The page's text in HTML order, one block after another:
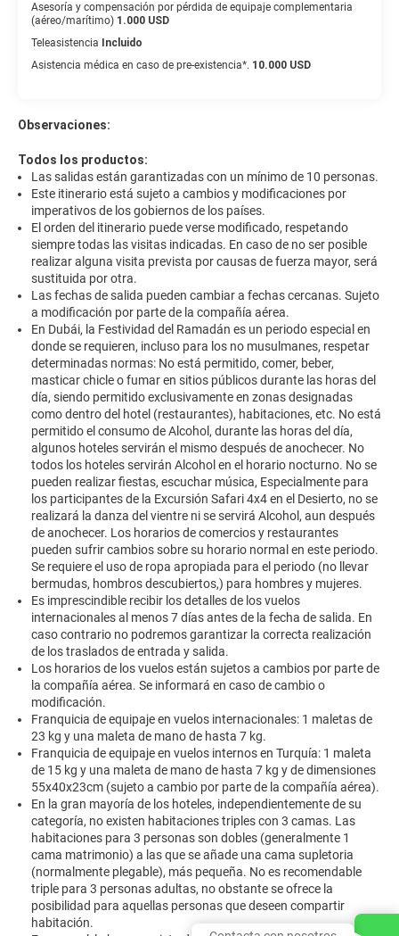
Asesoría y compensación por pérdida de equipaje complementaria
(aéreo/marítimo) 1.000 USD
Teleasistencia
Incluido
Asistencia médica en caso de pre-existencia*. 10.000 USD
Observaciones:
Todos los productos:
Las salidas están garantizadas con un mínimo de 10 personas.
Este itinerario está sujeto a cambios y modificaciones por
imperativos de los gobiernos de los países.
El orden del itinerario puede verse modificado, respetando
siempre todas las visitas indicadas. En caso de no ser posible
realizar alguna visita prevista por causas de fuerza mayor, será
sustituida por otra.
Las fechas de salida pueden cambiar a fechas cercanas. Sujeto
a modificación por parte de la compañía aérea.
En Dubái, la Festividad del Ramadán es un periodo especial en
donde se requieren, incluso para los no musulmanes, respetar
determinadas normas: No está permitido, comer, beber,
masticar chicle o fumar en sitios públicos durante las horas del
día, siendo permitido exclusivamente en zonas designadas
como dentro del hotel (restaurantes), habitaciones, etc. No está
permitido el consumo de Alcohol, durante las horas del día,
algunos hoteles servirán el mismo después de anochecer. No
todos los hoteles servirán Alcohol en el horario nocturno. No se
pueden realizar fiestas, escuchar música, Especialmente para
los participantes de la Excursión Safari 4x4 en el Desierto, no se
realizará la danza del vientre ni se servirá Alcohol, aun después
de anochecer. Los horarios de comercios y restaurantes
pueden sufrir cambios sobre su horario normal en este periodo.
Se requiere el uso de ropa apropiada para el periodo (no llevar
bermudas, hombros descubiertos,) para hombres y mujeres.
Es imprescindible recibir los detalles de los vuelos
internacionales al menos 7 días antes de la fecha de salida. En
caso contrario no podremos garantizar la correcta realización
de los traslados de entrada y salida.
Los horarios de los vuelos están sujetos a cambios por parte de
la compañía aérea. Se informará en caso de cambio o
modificación.
Franquicia de equipaje en vuelos internacionales: 1 maletas de
23 kg y una maleta de mano de hasta 7 kg.
Franquicia de equipaje en vuelos internos en Turquía: 1 maleta
de 15 kg y una maleta de mano de hasta 7 kg y de dimensiones
55x40x23cm (sujeto a cambio por parte de la compañía aérea).
En la gran mayoría de los hoteles, independientemente de su
categoría, no existen habitaciones triples con 3 camas. Las
habitaciones para 3 personas son dobles (generalmente 1
cama matrimonio) a las que se añade una cama supletoria
(normalmente plegable), más pequeña. No es recomendable
triple para 3 personas adultas, no obstante se ofrece la
posibilidad para aquellas personas que deseen compartir
habitación.